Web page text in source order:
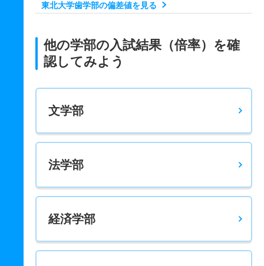
東北大学歯学部の偏差値を見る
他の学部の入試結果（倍率）を確
認してみよう
文学部
法学部
経済学部